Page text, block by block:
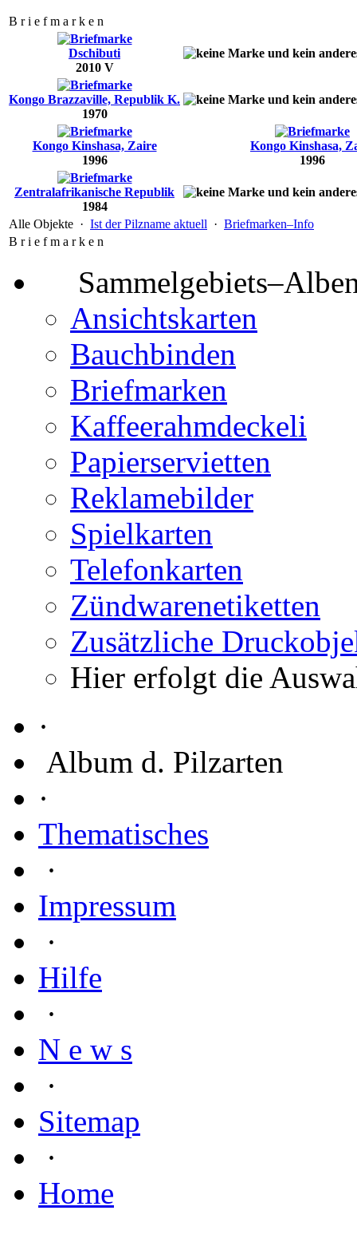
B r i e f m a r k e n
Dschibuti
2010 V
Kongo Brazzaville, Republik K.
1970
Kongo Kinshasa, Zaire
1996
Kongo Kinshasa,
1996
Zentralafrikanische Republik
1984
Alle Objekte · Ist der Pilzname aktuell · Briefmarken–Info
B r i e f m a r k e n
Ansichtskarten
Bauchbinden
Briefmarken
Kaffeerahmdeckeli
Papierservietten
Reklamebilder
Spielkarten
Telefonkarten
Zündwarenetiketten
Zusätzliche
Hier erfolgt die
·
Album d. Pilzarten
·
Thematisches
·
Impressum
·
Hilfe
·
N e w s
·
Sitemap
·
Home